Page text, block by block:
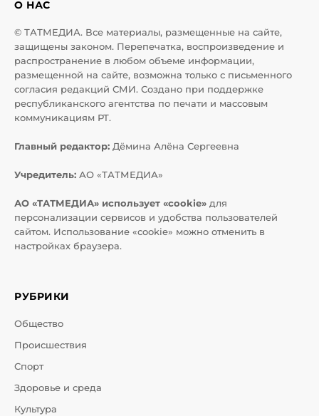
О НАС
© ТАТМЕДИА. Все материалы, размещенные на сайте,
защищены законом. Перепечатка, воспроизведение и
распространение в любом объеме информации,
размещенной на сайте, возможна только с письменного
согласия редакций СМИ. Создано при поддержке
республиканского агентства по печати и массовым
коммуникациям РТ.
Главный редактор: Дёмина Алёна Сергеевна
Учредитель: АО «ТАТМЕДИА»
АО «ТАТМЕДИА» использует «cookie» для
персонализации сервисов и удобства пользователей
сайтом. Использование «cookie» можно отменить в
настройках браузера.
РУБРИКИ
Общество
Происшествия
Спорт
Здоровье и среда
Культура